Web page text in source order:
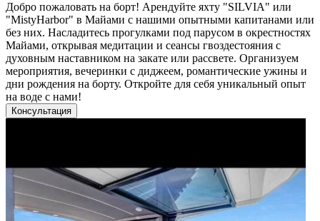
Добро пожаловать на борт! Арендуйте яхту "SILVIA" или
"MistyHarbor" в Майами с нашими опытными капитанами или
без них. Насладитесь прогулками под парусом в окрестностях
Майами, открывая медитации и сеансы гвоздестояния с
духовным наставником на закате или рассвете. Организуем
мероприятия, вечеринки с диджеем, романтические ужины и
дни рождения на борту. Откройте для себя уникальный опыт
на воде с нами!
Консультация